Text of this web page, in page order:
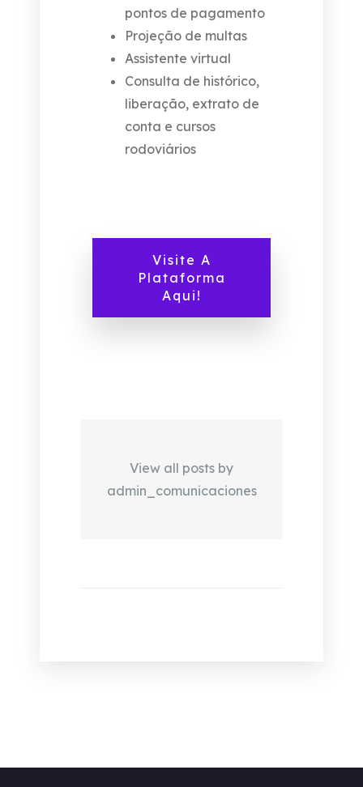
pontos de pagamento
Projeção de multas
Assistente virtual
Consulta de histórico,
liberação, extrato de
conta e cursos
rodoviários
Visite A
Plataforma
Aqui!
View all posts by
admin_comunicaciones